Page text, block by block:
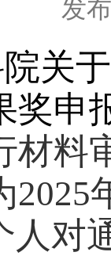
发
关
奖申
材料
2025
人对